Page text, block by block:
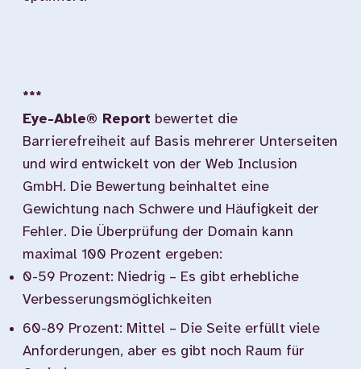
***
Eye-Able® Report bewertet die
Barrierefreiheit auf Basis mehrerer Unterseiten
und wird entwickelt von der Web Inclusion
GmbH. Die Bewertung beinhaltet eine
Gewichtung nach Schwere und Häufigkeit der
Fehler. Die Überprüfung der Domain kann
maximal 100 Prozent ergeben:
0-59 Prozent: Niedrig – Es gibt erhebliche
Verbesserungsmöglichkeiten
60-89 Prozent: Mittel – Die Seite erfüllt viele
Anforderungen, aber es gibt noch Raum für